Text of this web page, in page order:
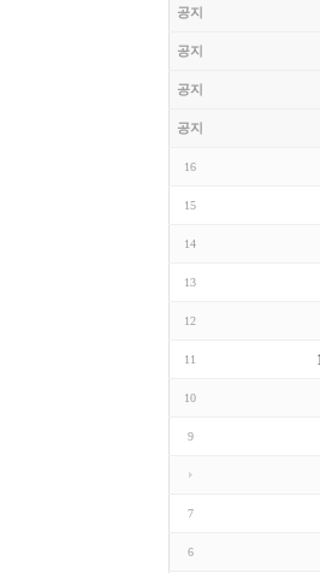
공지
공지
공지
공지
16
15
14
13
12
11
10
9
7
6